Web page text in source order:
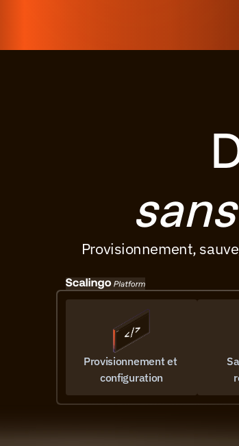
Provisionnement,
Provisionnement et
configuration